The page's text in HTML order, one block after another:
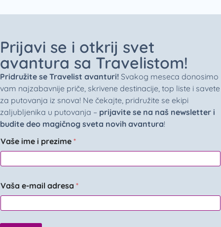
Prijavi se i otkrij svet
avantura sa Travelistom!
Pridružite se Travelist avanturi! Svakog meseca donosimo
vam najzabavnije priče, skrivene destinacije, top liste i savete
za putovanja iz snova! Ne čekajte, pridružite se ekipi
zaljubljenika u putovanja – prijavite se na naš newsletter i
budite deo magičnog sveta novih avantura!
Vaše ime i prezime *
Vaša e-mail adresa *